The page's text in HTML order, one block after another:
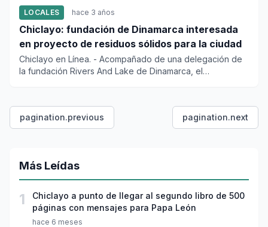
LOCALES hace 3 años
Chiclayo: fundación de Dinamarca interesada
en proyecto de residuos sólidos para la ciudad
Chiclayo en Línea. - Acompañado de una delegación de
la fundación Rivers And Lake de Dinamarca, el
pagination.previous pagination.next
Más Leídas
1
Chiclayo a punto de llegar al segundo libro de 500
páginas con mensajes para Papa León
hace 6 meses